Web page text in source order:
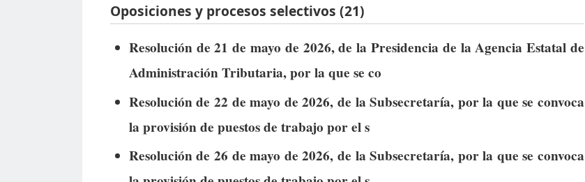
Oposiciones y procesos selectivos (21)
Resolución de 21 de mayo de 2026, de la Presidencia de la Agencia Estatal de
Administración Tributaria, por la que se co
Resolución de 22 de mayo de 2026, de la Subsecretaría, por la que se convoca
la provisión de puestos de trabajo por el s
Resolución de 26 de mayo de 2026, de la Subsecretaría, por la que se convoca